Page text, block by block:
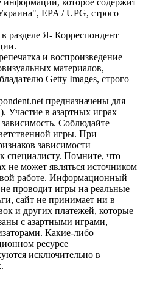
EPA / UPG, строго
разделе Я- Корреспондент
и воспроизведение
материалов,
Getty Images, строго
предназначены для
Участие в азартных играх
Соблюдайте
игры. При
зависимости
специалисту. Помните, что
не может являться источником
работе. Информационный
проводит игры на реальные
сайт не принимает ни в
и других платежей, которые
с азартными играми,
Какие-либо
ресурсе
исключительно в